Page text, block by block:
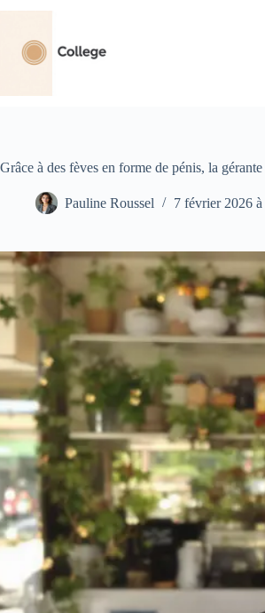
contenu
Grâce à des fèves en forme de pénis, la
Pauline Roussel 7 février 2026